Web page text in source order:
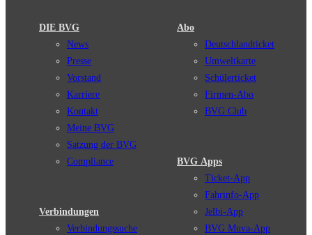
DIE BVG
News
Presse
Vorstand
Karriere
Kontakt
Meine BVG
Satzung der BVG
Compliance
Verbindungen
Verbindungssuche
Abo
Deutschlandticket
Umweltkarte
Schülerticket
Firmen-Abo
BVG Club
BVG Apps
Ticket-App
Fahrinfo-App
Jelbi-App
BVG Muva-App